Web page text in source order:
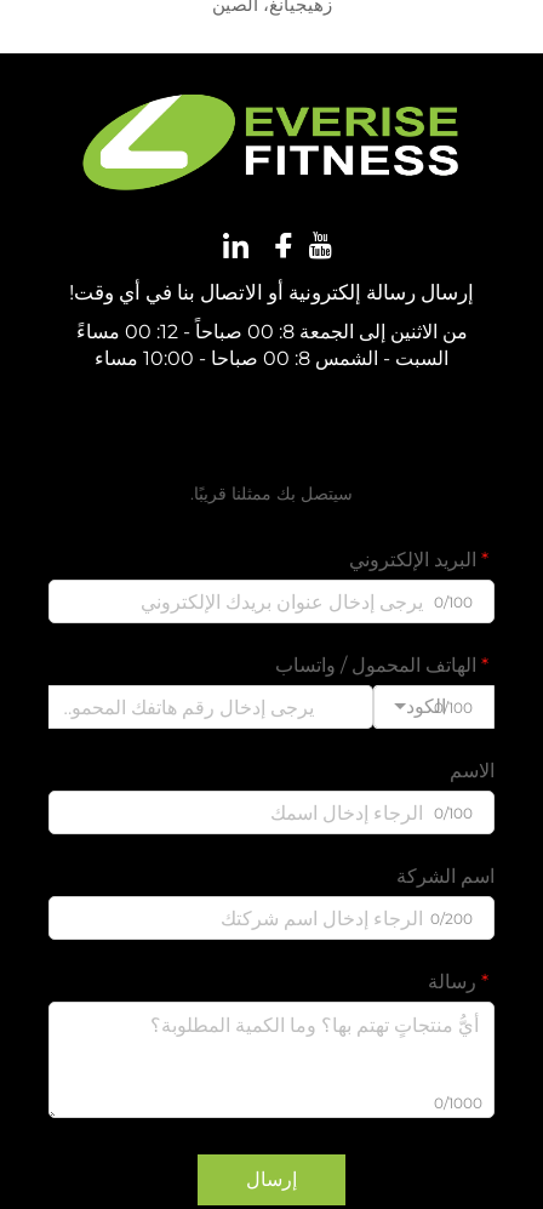
إرسال رسالة إلكترونية أو الاتصال بنا في أي وقت!
من الاثنين إلى الجمعة 8: 00 صباحاً - 12: 00 مساءً
السبت - الشمس 8: 00 صباحا - 10:00 مساء
سيتصل بك ممثلنا قريبًا.
البريد الإلكتروني
الهاتف المحمول / واتساب
الكود
اسم الشركة
رسالة
0/1000
إرسال